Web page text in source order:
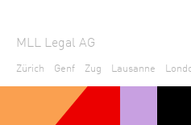
MLL Legal AG
Zürich Genf Zug Lausanne